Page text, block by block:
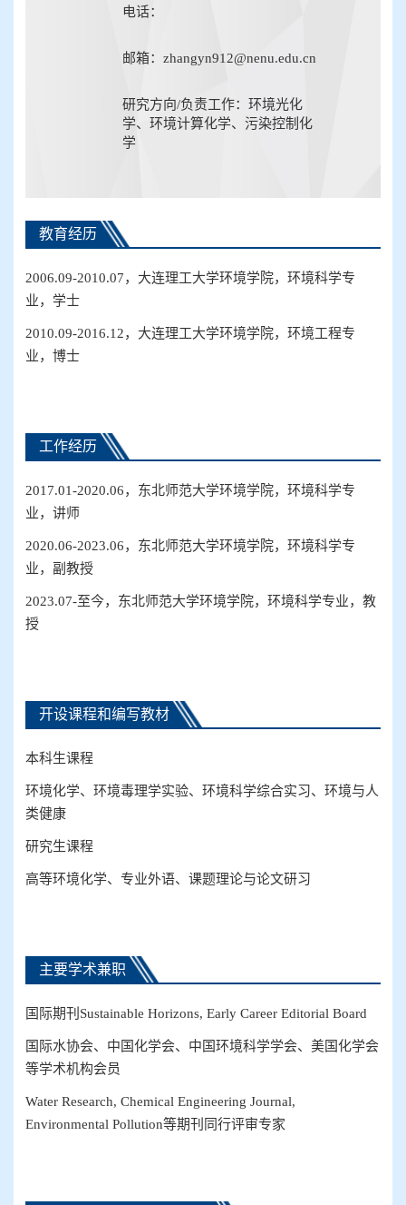
电话：
邮箱：zhangyn912@nenu.edu.cn
研究方向/负责工作：环境光化
学、环境计算化学、污染控制化
学
教育经历
2006.09-2010.07， 大连理工大学环境学院， 环境科学专
业，学士
2010.09-2016.12， 大连理工大学环境学院， 环境工程专
业，博士
工作经历
2017.01-2020.06，东北师范大学环境学院，环境科学专
业，讲师
2020.06-2023.06，东北师范大学环境学院，环境科学专
业，副教授
2023.07-至今，东北师范大学环境学院，环境科学专业，教
授
开设课程和编写教材
本科生课程
环境化学、环境毒理学实验、环境科学综合实习、 环境与人
类健康
研究生课程
高等环境化学、专业外语、 课题理论与论文研习
主要学术兼职
国际期刊 Sustainable Horizons, Early Career Editorial Board
国际水协会、中国化学会、中国环境科学学会、美国化学会
等学术机构会员
Water Research, Chemical Engineering Journal,
Environmental Pollution等期刊同行评审专家